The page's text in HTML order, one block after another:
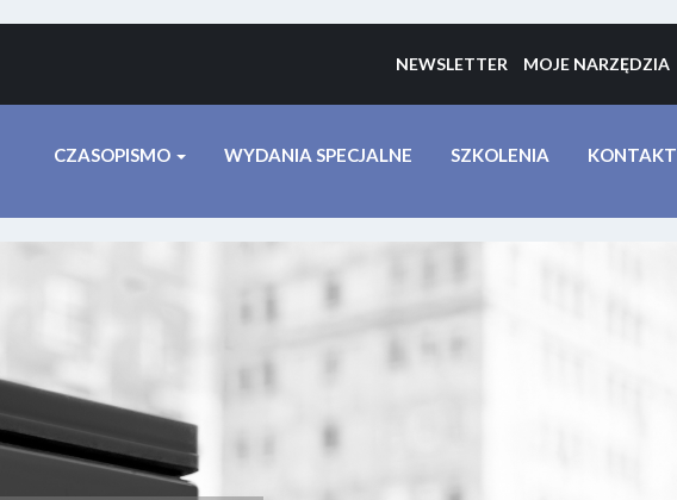
NEWSLETTER MOJE NARZĘDZIA
CZASOPISMO WYDANIA SPECJALNE SZKOLENIA KONTAKT